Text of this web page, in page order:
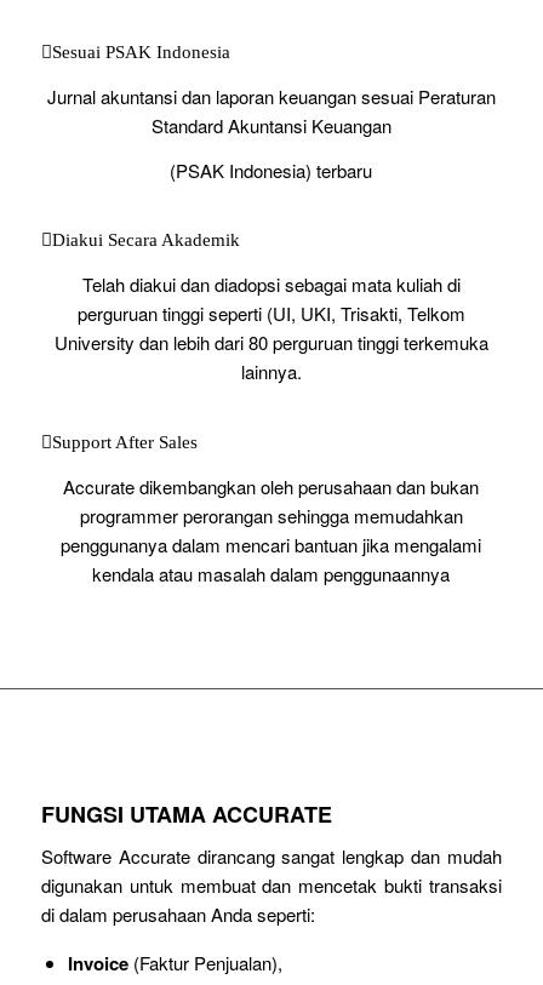
Sesuai PSAK Indonesia
Jurnal akuntansi dan laporan keuangan sesuai Peraturan
Standard Akuntansi Keuangan
(PSAK Indonesia) terbaru
Diakui Secara Akademik
Telah diakui dan diadopsi sebagai mata kuliah di
perguruan tinggi seperti (UI, UKI, Trisakti, Telkom
University dan lebih dari 80 perguruan tinggi terkemuka
lainnya.
Support After Sales
Accurate dikembangkan oleh perusahaan dan bukan
programmer perorangan sehingga memudahkan
penggunanya dalam mencari bantuan jika mengalami
kendala atau masalah dalam penggunaannya
FUNGSI UTAMA ACCURATE
Software Accurate dirancang sangat lengkap dan mudah
digunakan untuk membuat dan mencetak bukti transaksi
di dalam perusahaan Anda seperti:
Invoice(Faktur Penjualan),